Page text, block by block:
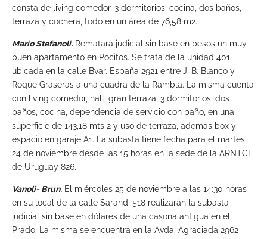
consta de living comedor, 3 dormitorios, cocina, dos baños,
terraza y cochera, todo en un área de 76,58 m2.
Mario Stefanoli. Rematará judicial sin base en pesos un muy
buen apartamento en Pocitos. Se trata de la unidad 401,
ubicada en la calle Bvar. España 2921 entre J. B. Blanco y
Roque Graseras a una cuadra de la Rambla. La misma cuenta
con living comedor, hall, gran terraza, 3 dormitorios, dos
baños, cocina, dependencia de servicio con baño, en una
superficie de 143,18 mts 2 y uso de terraza, además box y
espacio en garaje A1. La subasta tiene fecha para el martes
24 de noviembre desde las 15 horas en la sede de la ARNTCI
de Uruguay 826.
Vanoli- Brun. El miércoles 25 de noviembre a las 14:30 horas
en su local de la calle Sarandi 518 realizarán la subasta
judicial sin base en dólares de una casona antigua en el
Prado. La misma se encuentra en la Avda. Agraciada 2962